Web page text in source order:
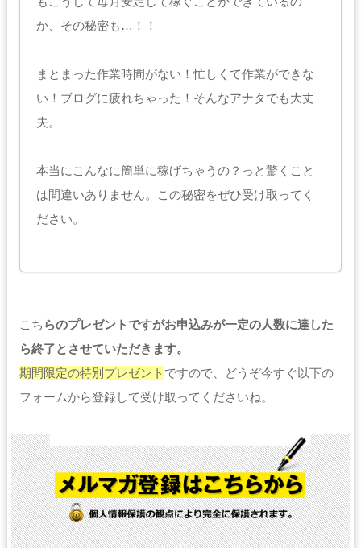
か、その秘密も…！！
まとまった作業時間がない！忙しくて作業ができな
い！ブログに疲れちゃった！そんなアナタでも大丈
夫。
本当にこんなに簡単に稼げちゃうの？っと驚くこと
は間違いありません。この秘密をぜひ受け取ってく
ださい。
こち らのプレゼントですがお申込みが一定の人数に達した
ら終了とさせていただきます。
期間限定の特別プレゼント ですので、どうぞ今すぐ以下の
フォームから登録して受け取ってくださいね。